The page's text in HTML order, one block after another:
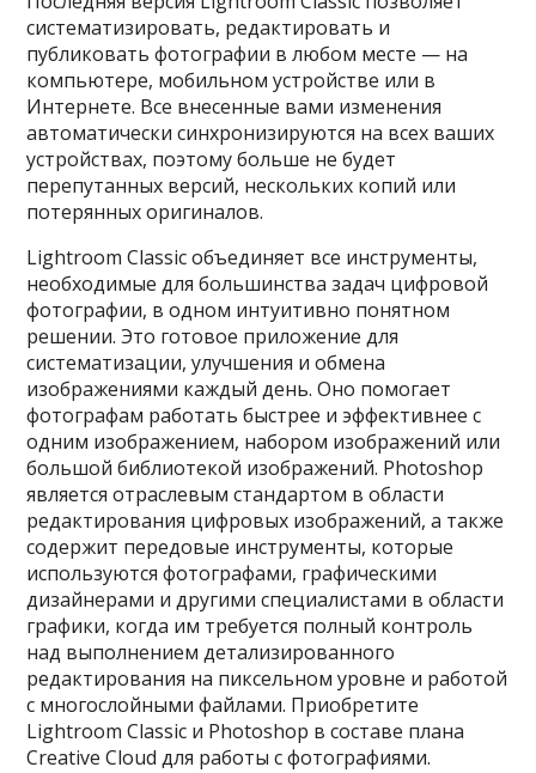
систематизировать, редактировать и
публиковать фотографии в любом месте — на
компьютере, мобильном устройстве или в
Интернете. Все внесенные вами изменения
автоматически синхронизируются на всех ваших
устройствах, поэтому больше не будет
перепутанных версий, нескольких копий или
потерянных оригиналов.
Lightroom Classic объединяет все инструменты,
необходимые для большинства задач цифровой
фотографии, в одном интуитивно понятном
решении. Это готовое приложение для
систематизации, улучшения и обмена
изображениями каждый день. Оно помогает
фотографам работать быстрее и эффективнее с
одним изображением, набором изображений или
большой библиотекой изображений. Photoshop
является отраслевым стандартом в области
редактирования цифровых изображений, а также
содержит передовые инструменты, которые
используются фотографами, графическими
дизайнерами и другими специалистами в области
графики, когда им требуется полный контроль
над выполнением детализированного
редактирования на пиксельном уровне и работой
с многослойными файлами. Приобретите
Lightroom Classic и Photoshop в составе плана
Creative Cloud для работы с фотографиями.